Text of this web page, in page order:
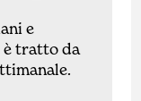
e
tratto da